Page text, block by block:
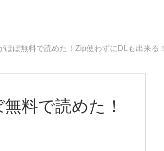
ほぼ無料で読めた！Zip使わずにDLも出来る！
料で読めた！